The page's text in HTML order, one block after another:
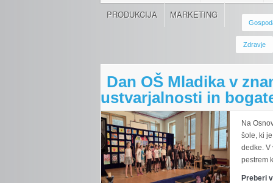
PRODUKCIJA MARKETING
Zdravje
Dan OŠ Mladika v
ustvarjalnosti in
Na
šole, ki
dedke.
pestrem
Preberi